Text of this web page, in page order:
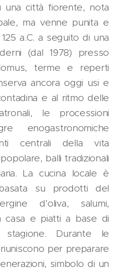
una città fiorente, nota
ma venne punita e
a.C. a seguito di una
(dal 1978) presso
terme e reperti
ancora oggi usi e
e al ritmo delle
le processioni
enogastronomiche
centrali della vita
balli tradizionali
La cucina locale è
su prodotti del
d’oliva, salumi,
casa e piatti a base di
Durante le
per preparare
simbolo di un